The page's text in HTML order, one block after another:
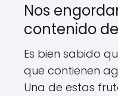
Nos
contenido
Es bien sabido
que contienen
Una de estas